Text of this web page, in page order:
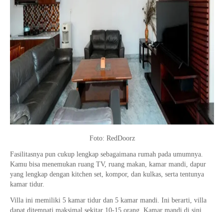
Foto: RedDoorz
Fasilitasnya pun cukup lengkap sebagaimana rumah pada umumnya.
Kamu bisa menemukan ruang TV, ruang makan, kamar mandi, dapur
yang lengkap dengan kitchen set, kompor, dan kulkas, serta tentunya
kamar tidur.
Villa ini memiliki 5 kamar tidur dan 5 kamar mandi. Ini berarti, villa
dapat ditempati maksimal sekitar 10-15 orang. Kamar mandi di sini